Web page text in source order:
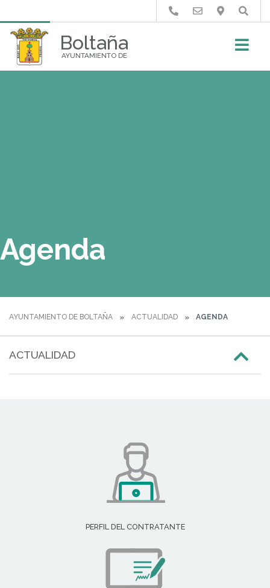
Boltaña
AYUNTAMIENTO DE
Buscar
Agenda
AYUNTAMIENTO DE BOLTAÑA ACTUALIDAD AGENDA
ACTUALIDAD
PERFIL DEL CONTRATANTE